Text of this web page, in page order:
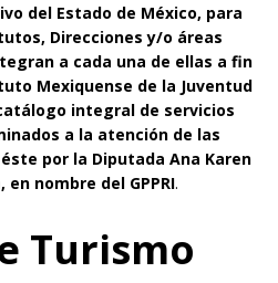
del Estado de México, para
Direcciones y/o áreas
a cada una de ellas a fin
Mexiquense de la Juventud
integral de servicios
a la atención de las
por la Diputada Ana Karen
nombre del GPPRI.
Turismo